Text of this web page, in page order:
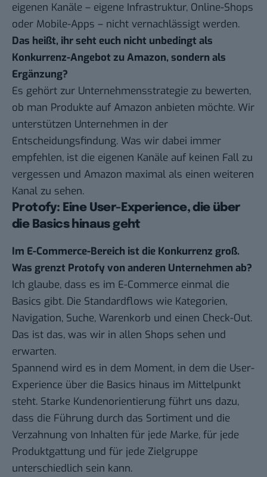
eigenen Kanäle – eigene Infrastruktur, Online-Shops
oder Mobile-Apps – nicht vernachlässigt werden.
Das heißt, ihr seht euch nicht unbedingt als
Konkurrenz-Angebot zu Amazon, sondern als
Ergänzung?
Es gehört zur Unternehmensstrategie zu bewerten,
ob man Produkte auf Amazon anbieten möchte. Wir
unterstützen Unternehmen in der
Entscheidungsfindung. Was wir dabei immer
empfehlen, ist die eigenen Kanäle auf keinen Fall zu
vergessen und Amazon maximal als einen weiteren
Kanal zu sehen.
Protofy: Eine User-Experience, die über
die Basics hinaus geht
Im E-Commerce-Bereich ist die Konkurrenz groß.
Was grenzt Protofy von anderen Unternehmen ab?
Ich glaube, dass es im E-Commerce einmal die
Basics gibt. Die Standardflows wie Kategorien,
Navigation, Suche, Warenkorb und einen Check-Out.
Das ist das, was wir in allen Shops sehen und
erwarten.
Spannend wird es in dem Moment, in dem die User-
Experience über die Basics hinaus im Mittelpunkt
steht. Starke Kundenorientierung führt uns dazu,
dass die Führung durch das Sortiment und die
Verzahnung von Inhalten für jede Marke, für jede
Produktgattung und für jede Zielgruppe
unterschiedlich sein kann.